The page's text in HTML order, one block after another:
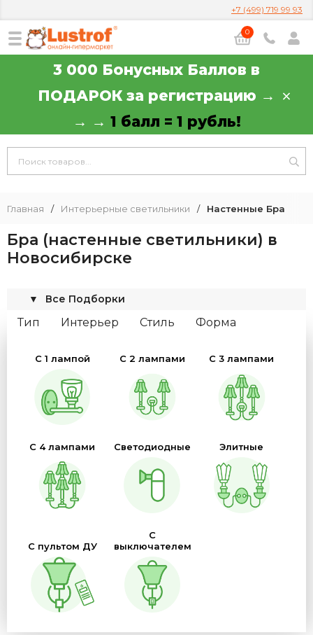
+7 (499) 719 99 93
0
3 000 Бонусных Баллов в
ПОДАРОК за регистрацию →
→ → 1 балл = 1 рубль!
Главная / Интерьерные светильники / Настенные Бра
Бра (настенные светильники) в
Новосибирске
Все Подборки
▼
Тип Интерьер Стиль
Форма
Размер
Материал (Основание\Плафон)
Бренд
Страны Защита (IP)
С 1 лампой С 2 лампами С 3 лампами
С 4 лампами Светодиодные Элитные
С пультом ДУ
С
выключателем